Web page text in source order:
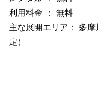
利用料金 ： 無料
主な展開エリア： 多
定）